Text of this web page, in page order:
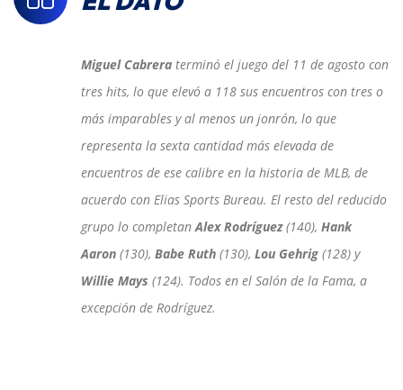
Miguel Cabrera terminó el juego del 11 de agosto con
tres hits, lo que elevó a 118 sus encuentros con tres o
más imparables y al menos un jonrón, lo que
representa la sexta cantidad más elevada de
encuentros de ese calibre en la historia de MLB, de
acuerdo con Elias Sports Bureau. El resto del reducido
grupo lo completan Alex Rodríguez(140), Hank
Aaron (130), Babe Ruth (130), Lou Gehrig (128) y
Willie Mays (124). Todos en el Salón de la Fama, a
excepción de Rodríguez.